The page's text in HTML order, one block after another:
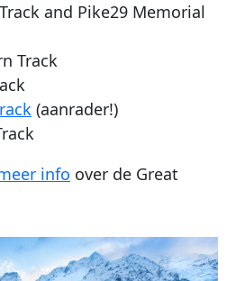
and Pike29 Memorial
Track
(aanrader!)
info over de Great